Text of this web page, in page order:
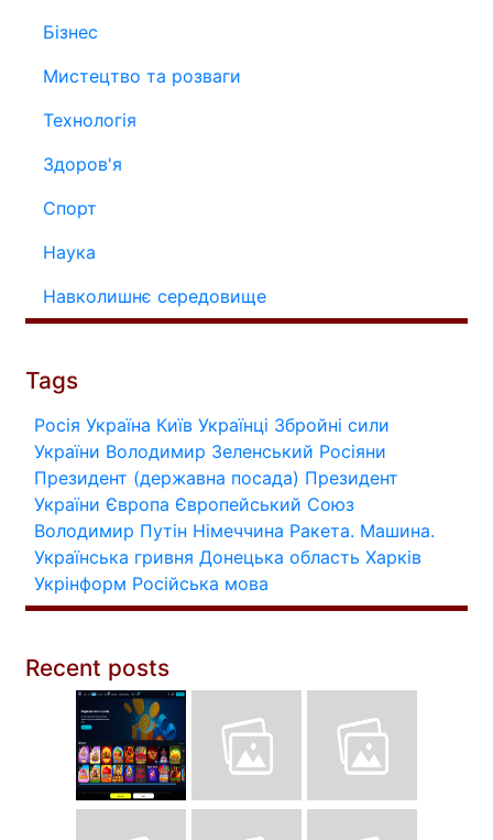
Бізнес
Мистецтво та розваги
Технологія
Здоров'я
Спорт
Наука
Навколишнє середовище
Tags
Росія Україна Київ Українці Збройні сили
України Володимир Зеленський Росіяни
Президент (державна посада) Президент
України Європа Європейський Союз
Володимир Путін Німеччина Ракета. Машина.
Українська гривня Донецька область Харків
Укрінформ Російська мова
Recent posts